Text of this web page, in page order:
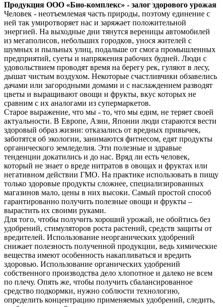
Продукция ООО «Био-комплекс» - залог здорового урожая
Человек - неотъемлемая часть природы, поэтому единение с
ней так умиротворяет нас и заряжает положительной
энергией. На выходные дни тянутся вереницы автомобилей
из мегаполисов, небольших городков, унося жителей с
шумных и пыльных улиц, подальше от смога промышленных
предприятий, суеты и напряжения рабочих будней. Люди с
удовольствием проводят время на берегу рек, гуляют в лесу,
дышат чистым воздухом. Некоторые счастливчики обзавелись
дачами или загородными домами и с наслаждением разводят
цветы и выращивают овощи и фрукты, вкус которых не
сравним с их аналогами из супермаркетов.
Старое выражение, что мы - то, что мы едим, не теряет своей
актуальности. В Европе, Азии, Японии люди стараются вести
здоровый образ жизни: отказались от вредных привычек,
заботятся об экологии, занимаются фитнесом, едят продукты
органического земледелия. Эти полезные и здравые
тенденции докатились и до нас. Вряд ли есть человек,
который не знает о вреде нитратов в овощах и фруктах или
негативном действии ГМО. На практике использовать в пищу
только здоровые продукты сложнее, специализированных
магазинов мало, цены в них высоки. Самый простой способ
гарантированно получить полезные овощи и фрукты –
вырастить их своими руками.
Для того, чтобы получить хороший урожай, не обойтись без
удобрений, стимуляторов роста растений, средств защиты от
вредителей. Использование неорганических удобрений
снижает полезность полученной продукции, ведь химические
вещества имеют особенность накапливаться и вредить
здоровью. Использование органических удобрений
собственного производства дело хлопотное и далеко не всем
по плечу. Опять же, чтобы получить сбалансированное
средство подкормки, нужно соблюсти технологию,
определить концентрацию применяемых удобрений, следить,